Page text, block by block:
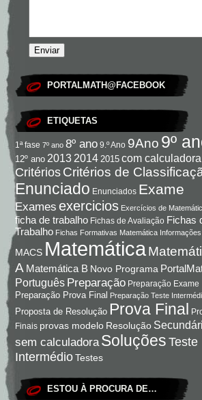
PORTALMATH@FACEBOOK
ETIQUETAS
1ª fase 7º ano 8º ano 9.º Ano 9Ano 9º
12º ano 2013 2014 2015 com calculadora
Critérios Critérios de
Enunciado Enunciados Exame
Exames exercicios Exercícios de
ficha de trabalho Fichas de Avaliação Fichas
Trabalho Fichas Formativas Matemática Informações
MACS Matemática
A Matemática B Novo Programa
Português Preparação Preparação Exame
Preparação Prova Final Preparação Teste
Proposta de Resolução Prova Final
Finais provas modelo Resolução
sem calculadora Soluções Teste
IntermédioTestes
ESTOU À PROCURA DE…